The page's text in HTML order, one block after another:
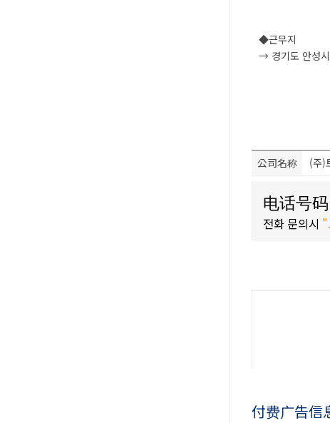
◆근무지
→ 경기도 안성
公司名称 (주)
电话号
전화 문의시
付费广告信